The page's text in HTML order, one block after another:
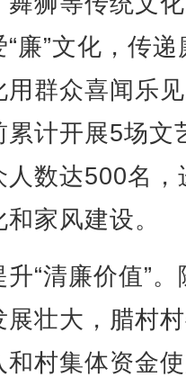
廉”文化，传递
群众喜闻乐
计开展5场文
人数达500名，
家风建设。
“清廉价值”。
壮大，腊村
村集体资金